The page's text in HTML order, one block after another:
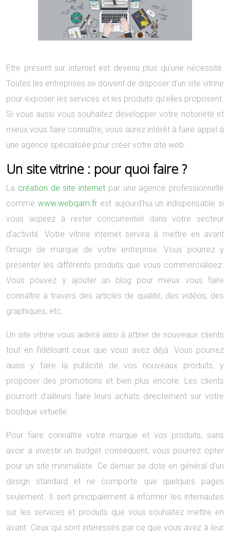
Etre présent sur internet est devenu plus qu’une nécessité.
Toutes les entreprises se doivent de disposer d’un site vitrine
pour exposer les services et les produits qu’elles proposent.
Si vous aussi vous souhaitez développer votre notoriété et
mieux vous faire connaître, vous aurez intérêt à faire appel à
une agence spécialisée pour créer votre site web.
Un site vitrine : pour quoi faire ?
La création de site internet par une agence professionnelle
comme www.webqam.frest aujourd’hui un indispensable si
vous aspirez à rester concurrentiel dans votre secteur
d’activité. Votre vitrine internet servira à mettre en avant
l’image de marque de votre entreprise. Vous pourrez y
présenter les différents produits que vous commercialisez.
Vous pouvez y ajouter un blog pour mieux vous faire
connaître à travers des articles de qualité, des vidéos, des
graphiques, etc.
Un site vitrine vous aidera ainsi à attirer de nouveaux clients
tout en fidélisant ceux que vous avez déjà. Vous pourrez
aussi y faire la publicité de vos nouveaux produits, y
proposer des promotions et bien plus encore. Les clients
pourront d’ailleurs faire leurs achats directement sur votre
boutique virtuelle.
Pour faire connaître votre marque et vos produits, sans
avoir à investir un budget conséquent, vous pourrez opter
pour un site minimaliste. Ce dernier se dote en général d’un
design standard et ne comporte que quelques pages
seulement. Il sert principalement à informer les internautes
sur les services et produits que vous souhaitez mettre en
avant. Ceux qui sont intéressés par ce que vous avez à leur